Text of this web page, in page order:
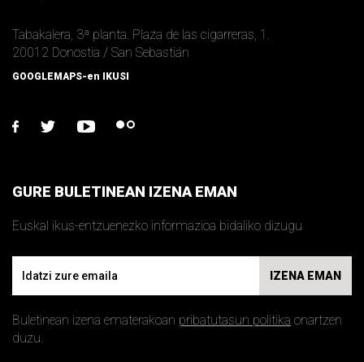
Tabakalera, 3ª planta. Plaza de las cigarreras, 1.
20012 Donostia / San Sebastián
GOOGLEMAPS-en IKUSI
facebook
twitter youtubeflickr
GURE BULETINEAN IZENA EMAN
Euskal ikus-entzuenezko informazioa bidaliko dizugu
IZENA EMAN
Buletinean izena ematerakoan pribatutasun politika onartzen
duzu.